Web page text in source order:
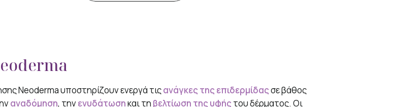
Neoderma υποστηρίζουν ενεργά τιςανάγκες της επιδερμίδαςσε βάθος
αναδόμηση, τηνενυδάτωσηκαι τη βελτίωση της υφής του δέρματος. Οι